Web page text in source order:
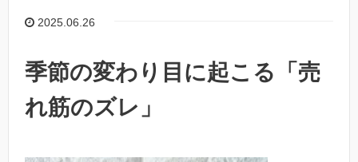
2025.06.26
季節の変わり目に起こる「売
れ筋のズレ」